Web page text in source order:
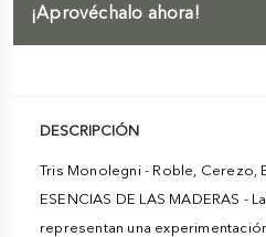
¡Aprovéchalo ahora!
DESCRIPCIÓN
Tris Monolegni - Roble, Cerezo,
ESENCIAS DE LAS MADERAS -
representan una